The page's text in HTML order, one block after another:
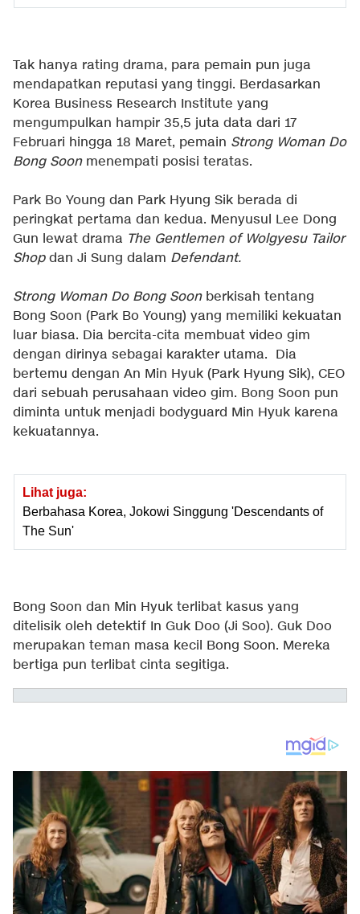
Tak hanya rating drama, para pemain pun juga
mendapatkan reputasi yang tinggi. Berdasarkan
Korea Business Research Institute yang
mengumpulkan hampir 35,5 juta data dari 17
Februari hingga 18 Maret, pemain Strong Woman Do
Bong Soonmenempati posisi teratas.
Park Bo Young dan Park Hyung Sik berada di
peringkat pertama dan kedua. Menyusul Lee Dong
Gun lewat drama The Gentlemen of Wolgyesu Tailor
Shopdan Ji Sung dalam Defendant.
Strong Woman Do Bong Soonberkisah tentang
Bong Soon (Park Bo Young) yang memiliki kekuatan
luar biasa. Dia bercita-cita membuat video gim
dengan dirinya sebagai karakter utama. Dia
bertemu dengan An Min Hyuk (Park Hyung Sik), CEO
dari sebuah perusahaan video gim. Bong Soon pun
diminta untuk menjadi bodyguard Min Hyuk karena
kekuatannya.
Lihat juga:
Berbahasa Korea, Jokowi Singgung 'Descendants of
The Sun'
Bong Soon dan Min Hyuk terlibat kasus yang
ditelisik oleh detektif In Guk Doo (Ji Soo). Guk Doo
merupakan teman masa kecil Bong Soon. Mereka
bertiga pun terlibat cinta segitiga.